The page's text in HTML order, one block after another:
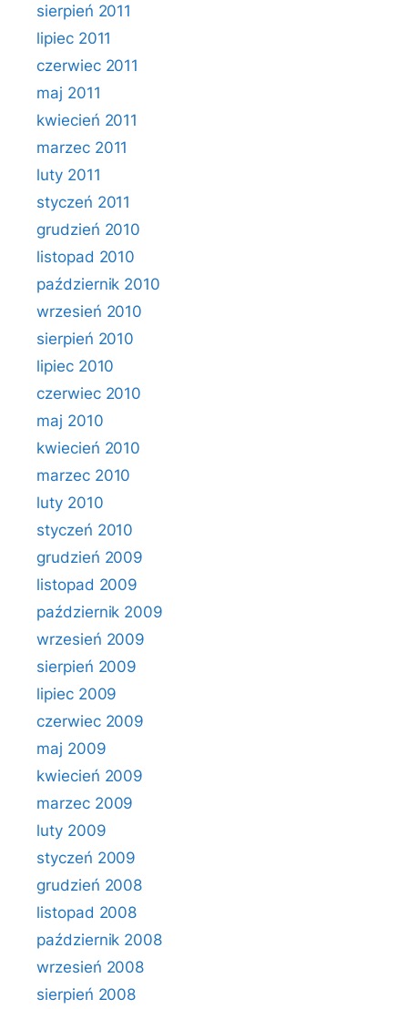
sierpień 2011
lipiec 2011
czerwiec 2011
maj 2011
kwiecień 2011
marzec 2011
luty 2011
styczeń 2011
grudzień 2010
listopad 2010
październik 2010
wrzesień 2010
sierpień 2010
lipiec 2010
czerwiec 2010
maj 2010
kwiecień 2010
marzec 2010
luty 2010
styczeń 2010
grudzień 2009
listopad 2009
październik 2009
wrzesień 2009
sierpień 2009
lipiec 2009
czerwiec 2009
maj 2009
kwiecień 2009
marzec 2009
luty 2009
styczeń 2009
grudzień 2008
listopad 2008
październik 2008
wrzesień 2008
sierpień 2008